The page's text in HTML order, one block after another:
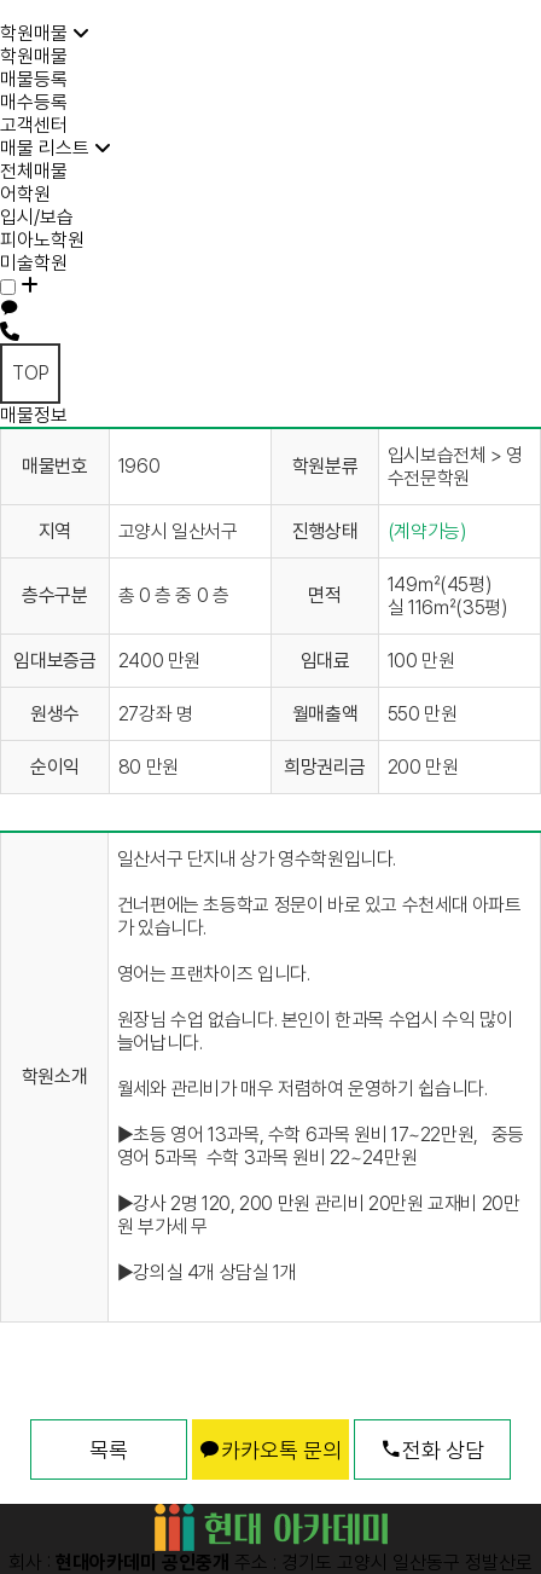
학원매물
학원매물
매물등록
매수등록
고객센터
매물 리스트
전체매물
어학원
입시/보습
피아노학원
미술학원
TOP
매물정보
매물번호 1960 학원분류
입시보습전체 > 영
수전문학원
지역 고양시 일산서구 진행상태 (계약가능)
층수구분 총 0 층 중 0 층 면적
149㎡(45평)
실 116㎡(35평)
임대보증금 2400 만원 임대료 100 만원
원생수 27강좌 명 월매출액 550 만원
순이익 80 만원 희망권리금 200 만원
학원소개
일산서구 단지내 상가 영수학원입니다.
건너편에는 초등학교 정문이 바로 있고 수천세대 아파트
가 있습니다.
영어는 프랜차이즈 입니다.
원장님 수업 없습니다. 본인이 한과목 수업시 수익 많이
늘어납니다.
월세와 관리비가 매우 저렴하여 운영하기 쉽습니다.
▶초등 영어 13과목, 수학 6과목 원비 17~22만원, 중등
영어 5과목 수학 3과목 원비 22~24만원
▶강사 2명 120, 200 만원 관리비 20만원 교재비 20만
원 부가세 무
▶강의실 4개 상담실 1개
목록 카카오톡 문의 전화 상담
회사 : 현대아카데미 공인중개 주소 : 경기도 고양시 일산동구 정발산로